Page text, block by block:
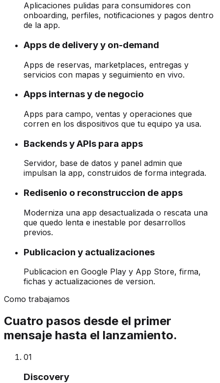
Aplicaciones pulidas para consumidores con
onboarding, perfiles, notificaciones y pagos dentro
de la app.
Apps de delivery y on-demand
Apps de reservas, marketplaces, entregas y
servicios con mapas y seguimiento en vivo.
Apps internas y de negocio
Apps para campo, ventas y operaciones que
corren en los dispositivos que tu equipo ya usa.
Backends y APIs para apps
Servidor, base de datos y panel admin que
impulsan la app, construidos de forma integrada.
Redisenio o reconstruccion de apps
Moderniza una app desactualizada o rescata una
que quedo lenta e inestable por desarrollos
previos.
Publicacion y actualizaciones
Publicacion en Google Play y App Store, firma,
fichas y actualizaciones de version.
Como trabajamos
Cuatro pasos desde el primer
mensaje hasta el lanzamiento.
01
Discovery